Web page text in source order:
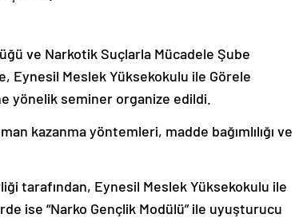
ve Narkotik Suçlarla Mücadele Şube
Eynesil Meslek Yüksekokulu ile Görele
yönelik seminer organize edildi.
kazanma yöntemleri, madde bağımlılığı ve
tarafından, Eynesil Meslek Yüksekokulu ile
ise “Narko Gençlik Modülü” ile uyuşturucu